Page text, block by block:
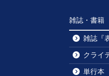
雑誌・書籍
雑誌『
クライ
単行本